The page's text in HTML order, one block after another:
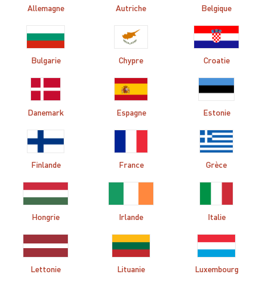
Allemagne Autriche Belgique
Bulgarie Chypre Croatie
Danemark Espagne Estonie
Finlande France Grèce
Hongrie Irlande Italie
Lettonie Lituanie Luxembourg